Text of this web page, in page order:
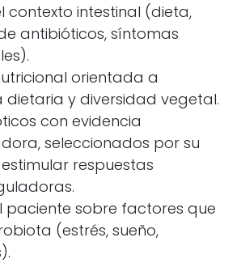
contexto intestinal (dieta,
antibióticos, síntomas
orientada a
y diversidad vegetal.
con evidencia
seleccionados por su
respuestas
paciente sobre factores que
(estrés, sueño,